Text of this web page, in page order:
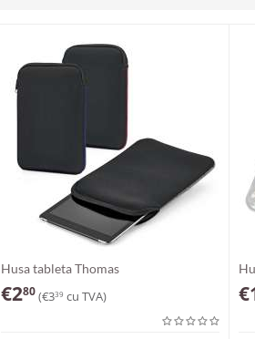
Husa tableta Thomas
€280(€339 cu TVA) €